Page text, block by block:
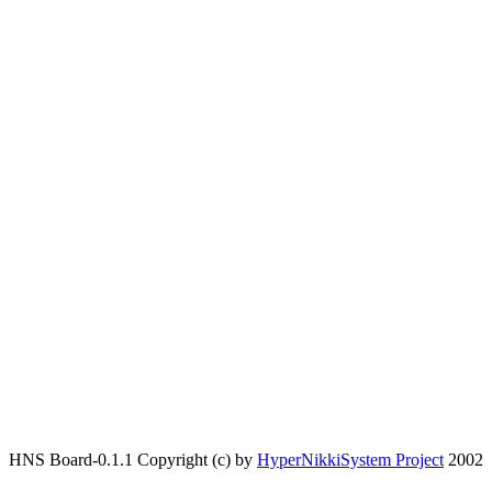
HNS Board-0.1.1 Copyright (c) by HyperNikkiSystem Project 2002